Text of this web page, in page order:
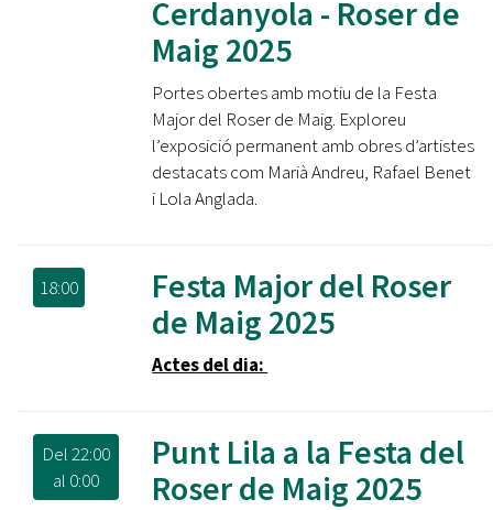
Cerdanyola - Roser de
Maig 2025
Portes obertes amb motiu de la Festa
Major del Roser de Maig. Exploreu
l’exposició permanent amb obres d’artistes
destacats com Marià Andreu, Rafael Benet
i Lola Anglada.
18:00
Festa Major del Roser
de Maig 2025
Actes del dia:
Del22:00
al 0:00
Punt Lila a la Festa del
Roser de Maig 2025